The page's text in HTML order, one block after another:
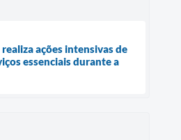
ações intensivas de
essenciais durante a